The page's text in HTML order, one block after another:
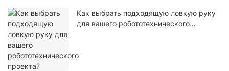
Как выбрать подходящую ловкую руку
для вашего робототехнического